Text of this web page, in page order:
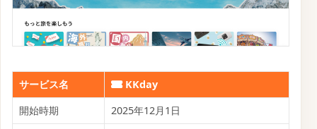
サービス名
KKday
開始時期
2025年12月1日